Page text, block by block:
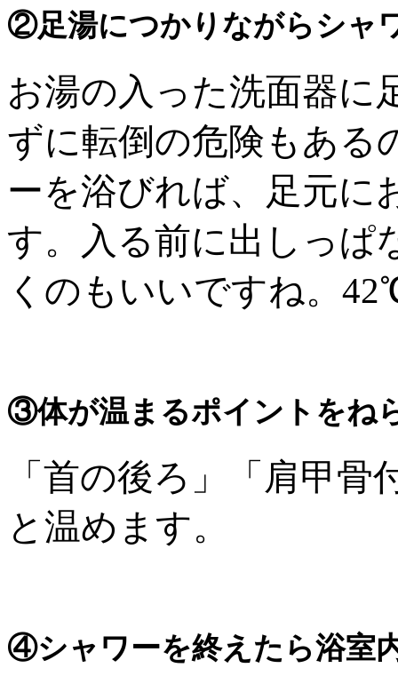
②足湯につかりながらシャ
お湯の入った洗面器に
ずに転倒の危険もある
ーを浴びれば、足元に
す。入る前に出しっぱ
くのもいいですね。
③体が温まるポイントをね
「首の後ろ」「肩甲
と温めます。
④シャワーを終えたら浴室